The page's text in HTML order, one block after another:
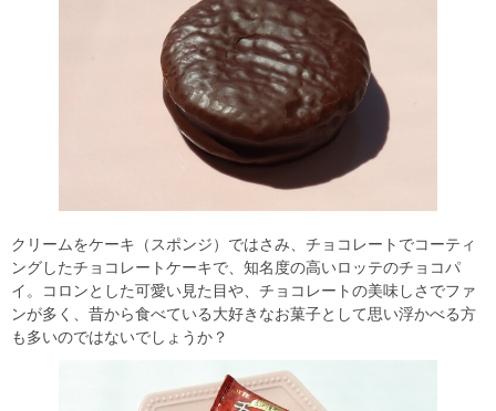
クリームをケーキ（スポンジ）ではさみ、チョコレートでコーティ
ングしたチョコレートケーキで、知名度の高いロッテのチョコパ
イ。コロンとした可愛い見た目や、チョコレートの美味しさでファ
ンが多く、昔から食べている大好きなお菓子として思い浮かべる方
も多いのではないでしょうか？